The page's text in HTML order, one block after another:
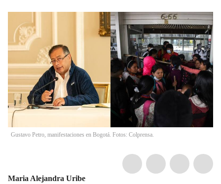
Gustavo Petro, manifestaciones en Bogotá. Fotos: Colprensa.
Maria Alejandra Uribe